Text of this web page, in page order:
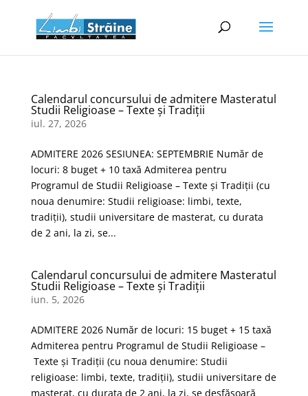
Calendarul concursului de admitere Masteratul
Studii Religioase – Texte și Tradiții
iul. 27, 2026
ADMITERE 2026 SESIUNEA: SEPTEMBRIE Număr de
locuri: 8 buget + 10 taxă Admiterea pentru
Programul de Studii Religioase – Texte şi Tradiţii (cu
noua denumire: Studii religioase: limbi, texte,
tradiții), studii universitare de masterat, cu durata
de 2 ani, la zi, se...
Calendarul concursului de admitere Masteratul
Studii Religioase – Texte și Tradiții
iun. 5, 2026
ADMITERE 2026 Număr de locuri: 15 buget + 15 taxă
Admiterea pentru Programul de Studii Religioase –
Texte şi Tradiţii (cu noua denumire: Studii
religioase: limbi, texte, tradiții), studii universitare de
masterat, cu durata de 2 ani, la zi, se desfășoară